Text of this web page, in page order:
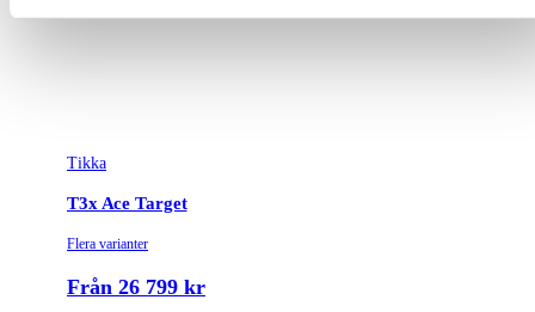
Tikka
T3x Ace Target
Flera varianter
Från 26 799 kr